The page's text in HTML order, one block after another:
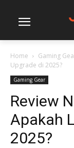
Home Gaming
Upgrade di 2025?
Gaming Gear
Review
Apakah
2025?